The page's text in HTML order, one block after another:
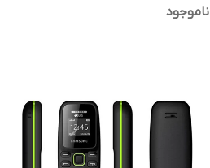
ناموجود